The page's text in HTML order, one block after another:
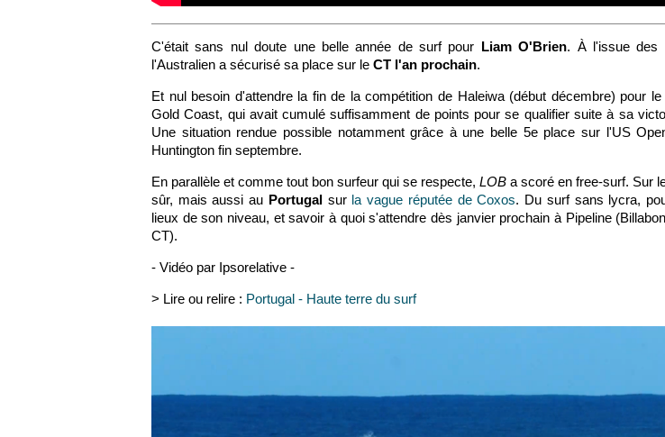
C'était sans nul doute une belle année de surf pour Liam O'Brien. À l'issue des
l'Australien a sécurisé sa place sur le CT l'an prochain.
Et nul besoin d'attendre la fin de la compétition de Haleiwa (début décembre) pour
Gold Coast, qui avait cumulé suffisamment de points pour se qualifier suite à sa
Une situation rendue possible notamment grâce à une belle 5e place sur l'US
Huntington fin septembre.
En parallèle et comme tout bon surfeur qui se respecte, LOB a scoré en free-surf. Sur
sûr, mais aussi au Portugalsur la vague réputée de Coxos. Du surf sans lycra,
lieux de son niveau, et savoir à quoi s'attendre dès janvier prochain à Pipeline
CT).
- Vidéo par Ipsorelative -
> Lire ou relire : Portugal - Haute terre du surf